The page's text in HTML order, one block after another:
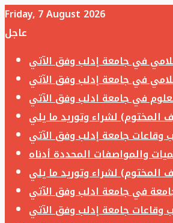
Friday, 7 August 2026
عاجل